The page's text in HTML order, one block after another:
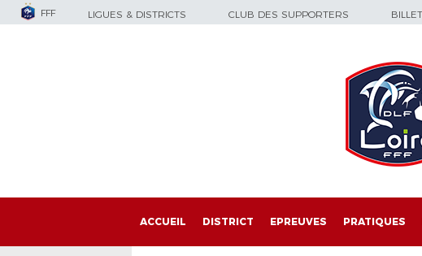
FFF LIGUES & DISTRICTS CLUB DES SUPPORTERS
ACCUEIL DISTRICT EPREUVES PRATIQUES